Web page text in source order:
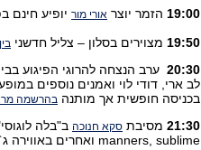
19:00 הזמר יוצר אורי מור יופיע חינם
19:50 מצוירים בסלון – צליל חדשני
20:30 ערב הנצחה להרוגי הפיגוע
בכניסה חופשית אך מותנה בהרשמה
21:30 מסיבת סקא חנוכה
manners, sublime ואחרים באווירה ג`מייקנית.